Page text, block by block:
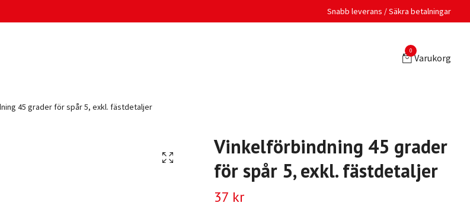
Snabb leverans / Säkra betalningar
0
Varukorg
45 grader för spår 5, exkl. fästdetaljer
Vinkelförbindning 45 grader
för spår 5, exkl. fästdetaljer
37 kr